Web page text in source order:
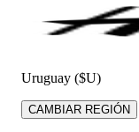
Uruguay ($U)
CAMBIAR REGIÓN